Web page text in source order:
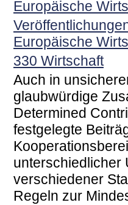
Europäische
Europäische
330 Wirtschaft
Auch in
glaubwürdige
Determined
festgelegte
unterschiedlicher
verschiedener
Regeln zur